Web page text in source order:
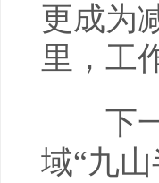
更成为
里，工
下一
域“九